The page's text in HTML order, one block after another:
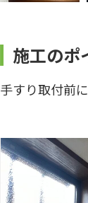
施工のポ
手すり取付前